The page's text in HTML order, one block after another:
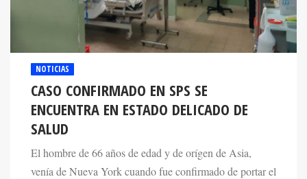
NOTICIAS
CASO CONFIRMADO EN SPS SE
ENCUENTRA EN ESTADO DELICADO DE
SALUD
El hombre de 66 años de edad y de orígen de Asia,
venía de Nueva York cuando fue confirmado de portar el